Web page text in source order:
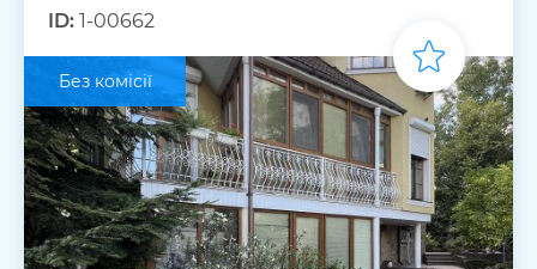
ID: 1-00662
Без комісії